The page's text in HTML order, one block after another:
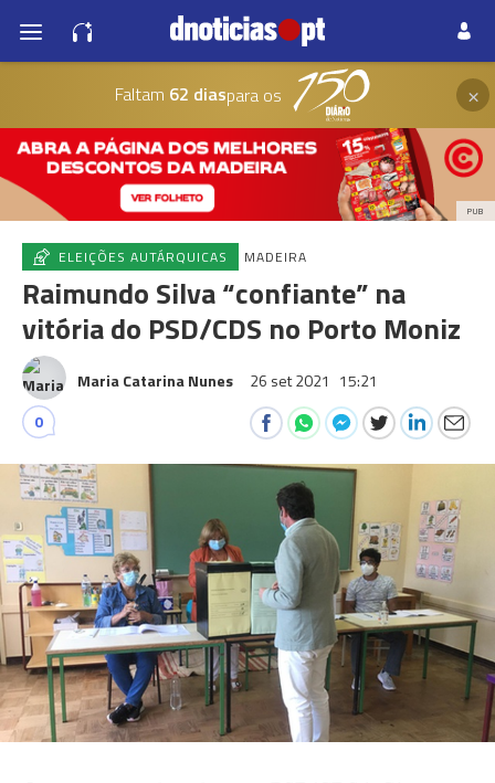
Faltam 62 diaspara os ×
PUB
ELEIÇÕES AUTÁRQUICAS MADEIRA
Raimundo Silva “confiante” na
vitória do PSD/CDS no Porto Moniz
Maria Catarina Nunes 26 set 2021 15:21
0